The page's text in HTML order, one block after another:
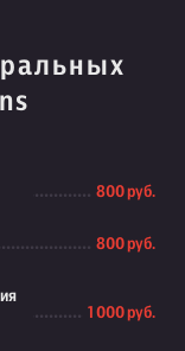
800 руб.
800 руб.
1 000 руб.